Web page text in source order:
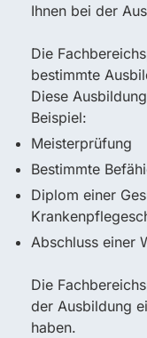
Ihnen bei der
Die
bestimmte
Diese
Beispiel:
Meisterprüfung
Bestimmte
Diplom einer
Abschluss einer
Die
der Ausbildung
haben.